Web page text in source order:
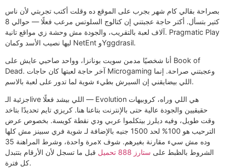
بصراحة بقالي كام شهر بجرب على الموقع ده وقلت أكتب تجربتي لأن ناس
كتير بتسأل. أكتر حاجة عجبتني إن كتالوج السلوتس مرعب فعلًا — حوالي 8
آلاف لعبة بالتقريب، والجودة مش وحشة زي مواقع تانية. Pragmatic Play
ليها نصيب الأسد وكمان NetEnt وYggdrasil.
أنا شخصيًا مدمن سويت بونانزا، وواحد صاحبي عايش على Book of
Dead. آخر حاجة لعبتها كان حاجات Microgaming وعجبتني صراحة. إنما
اللي بيضايقني إن السيرش بطيء شوية لما تدور على لعبة بالاسم.
جزئية الـlive اللي بيشد فعلًا — Evolution هي اللي وراه، كروبيهات
حقيقيين والجودة عالية حتى بالإنترنت بتاعنا هنا. كريزي تايم تحديدًا بتاخد
وقت طويل، وفيه ديلرز بيتكلموا عربي ودي نقطة كويسة. بخصوص عرض
الترحيب هو 100% لحد 1500 جنيه بالإضافة لـ شوية فري سبينز مش كلها
مرة واحدة، وشرط المراهنة 35x وده مش سيء مقارنة بغيرهم. شوف
الشروط بالظبط على ستارز 888 تحميل
قبل ما تسجل لأن الأرقام بتتبدل
كل فترة.